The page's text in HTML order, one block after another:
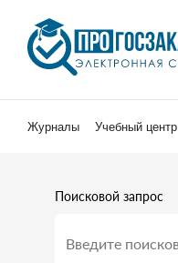
Журналы Учебный центр
Поисковой запрос